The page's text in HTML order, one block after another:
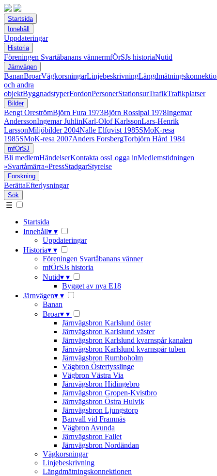
Startsida
Innehåll
Uppdateringar
Historia
Föreningen Svartåbanans vännermfÖrSJs historiaNutid
Järnvägen
BananBroarVägkorsningarLinjebeskrivning
och andra
objektByggnadstyperFordonPersonerStationsurTrafikTrafikplatser
Bilder
Bengt OreströmBjörn Fura 1973Björn Rossipal 1978Ingemar
AnderssonIngemar JuhlinKarl-Olof KarlssonLars-Henrik
LarssonMiljöbilder 2004Nalle Elfqvist 1985SMoK-resa
1985SMoK-resa 2007Anders ForsbergTorbjörn Hård 1984
mfÖrSJ
Bli medlemHändelserKontakta ossLogga inMedlemstidningen
»Svartåmärra«PressStadgarStyrelse
Forskning
BerättaEfterlysningar
Sök
☰
Startsida
Innehåll▾ ▾
Uppdateringar
Historia▾ ▾
Föreningen Svartåbanans vänner
mfÖrSJs historia
Nutid▾ ▾
Bygget av nya E18
Järnvägen▾ ▾
Banan
Broar▾ ▾
Järnvägsbron Karlslund öster
Järnvägsbron Karlslund väster
Järnvägsbron Karlslund kvarnspår kanalen
Järnvägsbron Karlslund kvarnspår tuben
Järnvägsbron Rumboholm
Vägbron Östertysslinge
Vägbron Västra Via
Järnvägsbron Hidingebro
Järnvägsbron Gropen-Kvistbro
Järnvägsbron Östra Hulvik
Järnvägsbron Ljungstorp
Banvall vid Framnäs
Vägbron Avunda
Järnvägsbron Fallet
Järnvägsbron Nordändan
Vägkorsningar
Linjebeskrivning
Längdmätningskonnektionen